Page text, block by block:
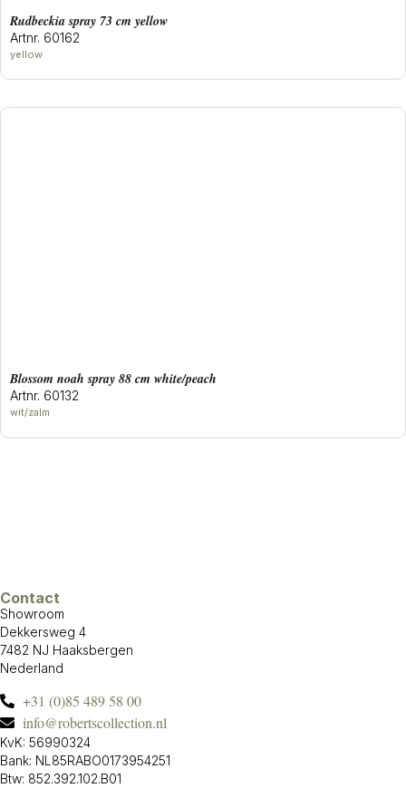
rudbeckia spray 73 cm yellow
Artnr. 60162
yellow
blossom noah spray 88 cm white/peach
Artnr. 60132
wit/zalm
Contact
Showroom
Dekkersweg 4
7482 NJ Haaksbergen
Nederland
+31 (0)85 489 58 00
info@robertscollection.nl
KvK: 56990324
Bank: NL85RABO0173954251
Btw: 852.392.102.B01